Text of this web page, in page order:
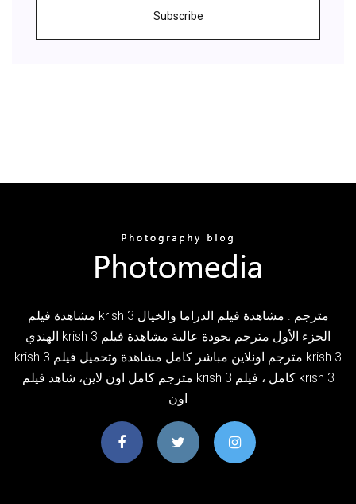
Subscribe
مشاهدة فيلم krish 3 مترجم . مشاهدة فيلم الدراما والخيال
الهندي krish 3 الجزء الأول مترجم بجودة عالية مشاهدة فيلم
krish 3 مترجم اونلاين مباشر كامل مشاهدة وتحميل فيلم krish 3
مترجم كامل اون لاين، شاهد فيلم krish 3 كامل ، فيلم krish 3
اون